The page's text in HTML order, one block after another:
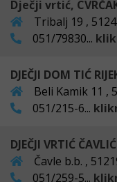
Dječji vrtić,
Tribalj 19 ,
051/79830...
DJEČJI DOM TIĆ
Beli Kamik 11
051/215-6...
DJEČJI VRTIĆ ČAVLIĆ
Čavle b.b. ,
051/259-5...